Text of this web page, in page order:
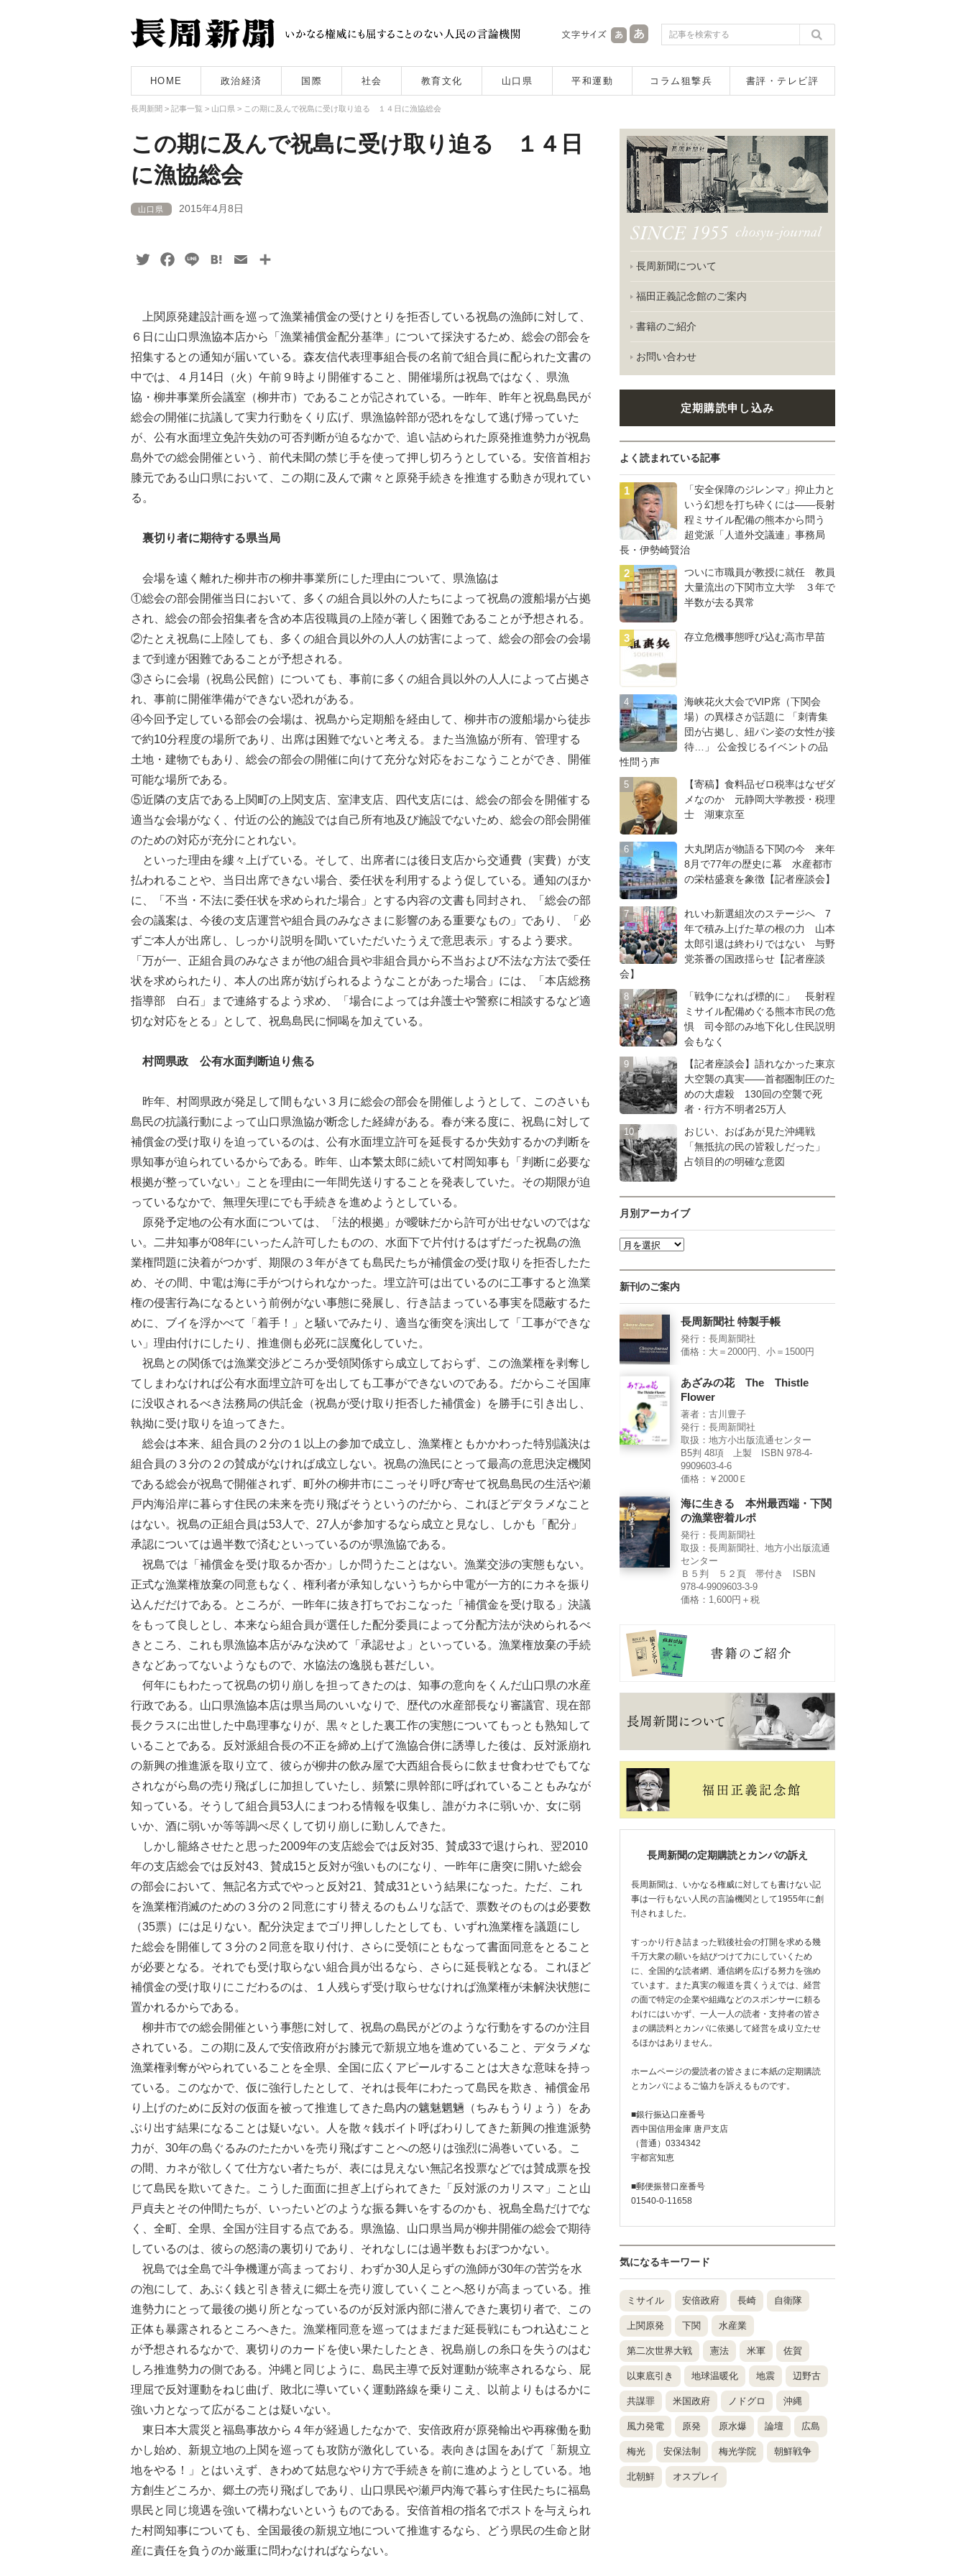
HOME 政治経済 国際 社会 教育文化 山口県 平和運動 コラム狙撃兵 書評・テレビ評
長周新聞 > 記事一覧 > 山口県 > この期に及んで祝島に受け取り迫る １４日に漁協総会
この期に及んで祝島に受け取り迫る １４日
に漁協総会
山口県 2015年4月8日
TwitterFacebook
Line HatenaEmail
上関原発建設計画を巡って漁業補償金の受けとりを拒否している祝島の漁師に対して、
６日に山口県漁協本店から「漁業補償金配分基準」について採決するため、総会の部会を
招集するとの通知が届いている。森友信代表理事組合長の名前で組合員に配られた文書の
中では、４月14日（火）午前９時より開催すること、開催場所は祝島ではなく、県漁
協・柳井事業所会議室（柳井市）であることが記されている。一昨年、昨年と祝島島民が
総会の開催に抗議して実力行動をくり広げ、県漁協幹部が恐れをなして逃げ帰っていた
が、公有水面埋立免許失効の可否判断が迫るなかで、追い詰められた原発推進勢力が祝島
島外での総会開催という、前代未聞の禁じ手を使って押し切ろうとしている。安倍首相お
膝元である山口県において、この期に及んで粛々と原発手続きを推進する動きが現れてい
る。
裏切り者に期待する県当局
会場を遠く離れた柳井市の柳井事業所にした理由について、県漁協は
①総会の部会開催当日において、多くの組合員以外の人たちによって祝島の渡船場が占拠
され、総会の部会招集者を含め本店役職員の上陸が著しく困難であることが予想される。
②たとえ祝島に上陸しても、多くの組合員以外の人人の妨害によって、総会の部会の会場
まで到達が困難であることが予想される。
③さらに会場（祝島公民館）についても、事前に多くの組合員以外の人人によって占拠さ
れ、事前に開催準備ができない恐れがある。
④今回予定している部会の会場は、祝島から定期船を経由して、柳井市の渡船場から徒歩
で約10分程度の場所であり、出席は困難でないと考える。また当漁協が所有、管理する
土地・建物でもあり、総会の部会の開催に向けて充分な対応をおこなうことができ、開催
可能な場所である。
⑤近隣の支店である上関町の上関支店、室津支店、四代支店には、総会の部会を開催する
適当な会場がなく、付近の公的施設では自己所有地及び施設でないため、総会の部会開催
のための対応が充分にとれない。
といった理由を縷々上げている。そして、出席者には後日支店から交通費（実費）が支
払われることや、当日出席できない場合、委任状を利用するよう促している。通知のほか
に、「不当・不法に委任状を求められた場合」とする内容の文書も同封され、「総会の部
会の議案は、今後の支店運営や組合員のみなさまに影響のある重要なもの」であり、「必
ずご本人が出席し、しっかり説明を聞いていただいたうえで意思表示」するよう要求。
「万が一、正組合員のみなさまが他の組合員や非組合員から不当および不法な方法で委任
状を求められたり、本人の出席が妨げられるようなことがあった場合」には、「本店総務
指導部 白石」まで連絡するよう求め、「場合によっては弁護士や警察に相談するなど適
切な対応をとる」として、祝島島民に恫喝を加えている。
村岡県政 公有水面判断迫り焦る
昨年、村岡県政が発足して間もない３月に総会の部会を開催しようとして、このさいも
島民の抗議行動によって山口県漁協が断念した経緯がある。春が来る度に、祝島に対して
補償金の受け取りを迫っているのは、公有水面埋立許可を延長するか失効するかの判断を
県知事が迫られているからである。昨年、山本繁太郎に続いて村岡知事も「判断に必要な
根拠が整っていない」ことを理由に一年間先送りすることを発表していた。その期限が迫
っているなかで、無理矢理にでも手続きを進めようとしている。
原発予定地の公有水面については、「法的根拠」が曖昧だから許可が出せないのではな
い。二井知事が08年にいったん許可したものの、水面下で片付けるはずだった祝島の漁
業権問題に決着がつかず、期限の３年がきても島民たちが補償金の受け取りを拒否したた
め、その間、中電は海に手がつけられなかった。埋立許可は出ているのに工事すると漁業
権の侵害行為になるという前例がない事態に発展し、行き詰まっている事実を隠蔽するた
めに、ブイを浮かべて「着手！」と騒いでみたり、適当な衝突を演出して「工事ができな
い」理由付けにしたり、推進側も必死に誤魔化していた。
祝島との関係では漁業交渉どころか受領関係すら成立しておらず、この漁業権を剥奪し
てしまわなければ公有水面埋立許可を出しても工事ができないのである。だからこそ国庫
に没収されるべき法務局の供託金（祝島が受け取り拒否した補償金）を勝手に引き出し、
執拗に受け取りを迫ってきた。
総会は本来、組合員の２分の１以上の参加で成立し、漁業権ともかかわった特別議決は
組合員の３分の２の賛成がなければ成立しない。祝島の漁民にとって最高の意思決定機関
である総会が祝島で開催されず、町外の柳井市にこっそり呼び寄せて祝島島民の生活や瀬
戸内海沿岸に暮らす住民の未来を売り飛ばそうというのだから、これほどデタラメなこと
はない。祝島の正組合員は53人で、27人が参加するなら成立と見なし、しかも「配分」
承認については過半数で済むといっているのが県漁協である。
祝島では「補償金を受け取るか否か」しか問うたことはない。漁業交渉の実態もない。
正式な漁業権放棄の同意もなく、権利者が承知しないうちから中電が一方的にカネを振り
込んだだけである。ところが、一昨年に抜き打ちでおこなった「補償金を受け取る」決議
をもって良しとし、本来なら組合員が選任した配分委員によって分配方法が決められるべ
きところ、これも県漁協本店がみな決めて「承認せよ」といっている。漁業権放棄の手続
きなどあってないようなもので、水協法の逸脱も甚だしい。
何年にもわたって祝島の切り崩しを担ってきたのは、知事の意向をくんだ山口県の水産
行政である。山口県漁協本店は県当局のいいなりで、歴代の水産部長なり審議官、現在部
長クラスに出世した中島理事なりが、黒々とした裏工作の実態についてもっとも熟知して
いることである。反対派組合長の不正を締め上げて漁協合併に誘導した後は、反対派崩れ
の新興の推進派を取り立て、彼らが柳井の飲み屋で大西組合長らに飲ませ食わせでもてな
されながら島の売り飛ばしに加担していたし、頻繁に県幹部に呼ばれていることもみなが
知っている。そうして組合員53人にまつわる情報を収集し、誰がカネに弱いか、女に弱
いか、酒に弱いか等等調べ尽くして切り崩しに勤しんできた。
しかし籠絡させたと思った2009年の支店総会では反対35、賛成33で退けられ、翌2010
年の支店総会では反対43、賛成15と反対が強いものになり、一昨年に唐突に開いた総会
の部会において、無記名方式でやっと反対21、賛成31という結果になった。ただ、これ
を漁業権消滅のための３分の２同意にすり替えるのもムリな話で、票数そのものは必要数
（35票）には足りない。配分決定までゴリ押ししたとしても、いずれ漁業権を議題にし
た総会を開催して３分の２同意を取り付け、さらに受領にともなって書面同意をとること
が必要となる。それでも受け取らない組合員が出るなら、さらに延長戦となる。これほど
補償金の受け取りにこだわるのは、１人残らず受け取らせなければ漁業権が未解決状態に
置かれるからである。
柳井市での総会開催という事態に対して、祝島の島民がどのような行動をするのか注目
されている。この期に及んで安倍政府がお膝元で新規立地を進めていること、デタラメな
漁業権剥奪がやられていることを全県、全国に広くアピールすることは大きな意味を持っ
ている。このなかで、仮に強行したとして、それは長年にわたって島民を欺き、補償金吊
り上げのために反対の仮面を被って推進してきた島内の魑魅魍魎（ちみもうりょう）をあ
ぶり出す結果になることは疑いない。人を散々銭ボイト呼ばわりしてきた新興の推進派勢
力が、30年の島ぐるみのたたかいを売り飛ばすことへの怒りは強烈に渦巻いている。こ
の間、カネが欲しくて仕方ない者たちが、表には見えない無記名投票などでは賛成票を投
じて島民を欺いてきた。こうした面面に担ぎ上げられてきた「反対派のカリスマ」こと山
戸貞夫とその仲間たちが、いったいどのような振る舞いをするのかも、祝島全島だけでな
く、全町、全県、全国が注目する点である。県漁協、山口県当局が柳井開催の総会で期待
しているのは、彼らの怒濤の裏切りであり、それなしには過半数もおぼつかない。
祝島では全島で斗争機運が高まっており、わずか30人足らずの漁師が30年の苦労を水
の泡にして、あぶく銭と引き替えに郷土を売り渡していくことへ怒りが高まっている。推
進勢力にとって最後の拠り所となっているのが反対派内部に潜んできた裏切り者で、この
正体も暴露されるところへきた。漁業権同意を巡ってはまだまだ延長戦にもつれ込むこと
が予想されるなかで、裏切りのカードを使い果たしたとき、祝島崩しの糸口を失うのはむ
しろ推進勢力の側である。沖縄と同じように、島民主導で反対運動が統率されるなら、屁
理屈で反対運動をねじ曲げ、敗北に導いていく運動路線を乗りこえ、以前よりもはるかに
強い力となって広がることは疑いない。
東日本大震災と福島事故から４年が経過したなかで、安倍政府が原発輸出や再稼働を動
かし始め、新規立地の上関を巡っても攻防が激化している。表向きは国をあげて「新規立
地をやる！」とはいえず、きわめて姑息なやり方で手続きを前に進めようとしている。地
方創生どころか、郷土の売り飛ばしであり、山口県民や瀬戸内海で暮らす住民たちに福島
県民と同じ境遇を強いて構わないというものである。安倍首相の指名でポストを与えられ
た村岡知事についても、全国最後の新規立地について推進するなら、どう県民の生命と財
産に責任を負うのか厳重に問わなければならない。
長周新聞について
福田正義記念館のご案内
書籍のご紹介
お問い合わせ
定期購読申し込み
よく読まれている記事
「安全保障のジレンマ」抑止力と
いう幻想を打ち砕くには――長射
程ミサイル配備の熊本から問う
超党派「人道外交議連」事務局
長・伊勢崎賢治
ついに市職員が教授に就任 教員
大量流出の下関市立大学 ３年で
半数が去る異常
存立危機事態呼び込む高市早苗
海峡花火大会でVIP席（下関会
場）の異様さが話題に 「刺青集
団が占拠し、紐パン姿の女性が接
待…」 公金投じるイベントの品
性問う声
【寄稿】食料品ゼロ税率はなぜダ
メなのか 元静岡大学教授・税理
士 湖東京至
大丸閉店が物語る下関の今 来年
8月で77年の歴史に幕 水産都市
の栄枯盛衰を象徴【記者座談会】
れいわ新選組次のステージへ 7
年で積み上げた草の根の力 山本
太郎引退は終わりではない 与野
党茶番の国政揺らせ【記者座談
会】
「戦争になれば標的に」 長射程
ミサイル配備めぐる熊本市民の危
惧 司令部のみ地下化し住民説明
会もなく
【記者座談会】語れなかった東京
大空襲の真実――首都圏制圧のた
めの大虐殺 130回の空襲で死
者・行方不明者25万人
おじい、おばあが見た沖縄戦
「無抵抗の民の皆殺しだった」
占領目的の明確な意図
月別アーカイブ
新刊のご案内
長周新聞社 特製手帳
発行：長周新聞社
価格：大＝2000円、小＝1500円
あざみの花 The Thistle
Flower
著者：古川豊子
発行：長周新聞社
取扱：地方小出版流通センター
B5判 48項 上製 ISBN 978-4-
9909603-4-6
価格：￥2000Ｅ
海に生きる 本州最西端・下関
の漁業密着ルポ
発行：長周新聞社
取扱：長周新聞社、地方小出版流通
センター
Ｂ５判 ５２頁 帯付き ISBN
978-4-9909603-3-9
価格：1,600円＋税
長周新聞の定期購読とカンパの訴え
長周新聞は、いかなる権威に対しても書けない記
事は一行もない人民の言論機関として1955年に創
刊されました。
すっかり行き詰まった戦後社会の打開を求める幾
千万大衆の願いを結びつけて力にしていくため
に、全国的な読者網、通信網を広げる努力を強め
ています。また真実の報道を貫くうえでは、経営
の面で特定の企業や組織などのスポンサーに頼る
わけにはいかず、一人一人の読者・支持者の皆さ
まの購読料とカンパに依拠して経営を成り立たせ
るほかはありません。
ホームページの愛読者の皆さまに本紙の定期購読
とカンパによるご協力を訴えるものです。
■銀行振込口座番号
西中国信用金庫 唐戸支店
（普通）0334342
宇都宮知恵
■郵便振替口座番号
01540-0-11658
気になるキーワード
ミサイル 安倍政府 長崎 自衛隊
上関原発 下関 水産業
第二次世界大戦 憲法 米軍 佐賀
以東底引き 地球温暖化 地震 辺野古
共謀罪 米国政府 ノドグロ 沖縄
風力発電 原発 原水爆 論壇 広島
梅光 安保法制 梅光学院 朝鮮戦争
北朝鮮 オスプレイ